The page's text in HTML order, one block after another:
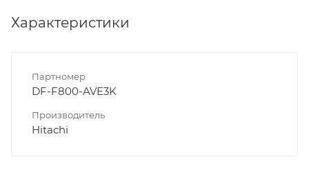
Характеристики
Партномер
DF-F800-AVE3K
Производитель
Hitachi